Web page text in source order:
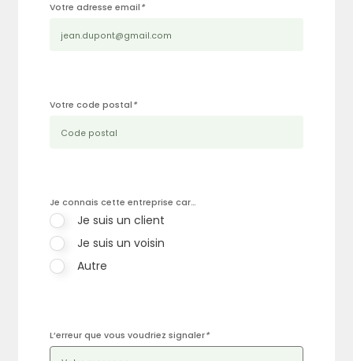
Votre adresse email *
Votre code postal *
Je connais cette entreprise car…
Je suis un client
Je suis un voisin
Autre
L’erreur que vous voudriez signaler*